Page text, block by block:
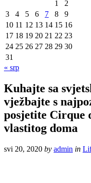
1
2
3
4 5 6 7 8
9
10 11 12 13 14 15 16
17 18 19 20 21 22 23
24 25 26 27 28 29 30
31
« srp
Kuhajte sa
vježbajte s
posjetite Cirque
vlastitog doma
svi 20, 2020 by admin in